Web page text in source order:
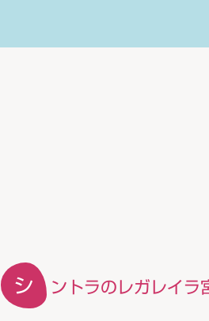
シ ントラのレガレイ